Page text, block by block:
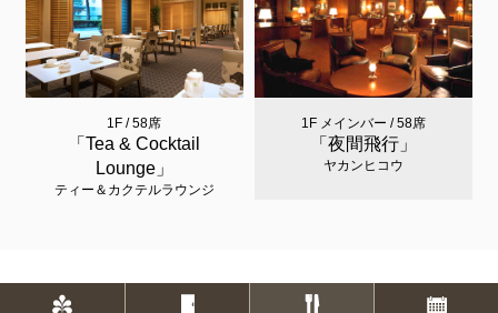
1F / 58席
「Tea & Cocktail
Lounge」
ティー＆カクテルラウンジ
1F メインバー / 58席
「夜間飛行」
ヤカンヒコウ